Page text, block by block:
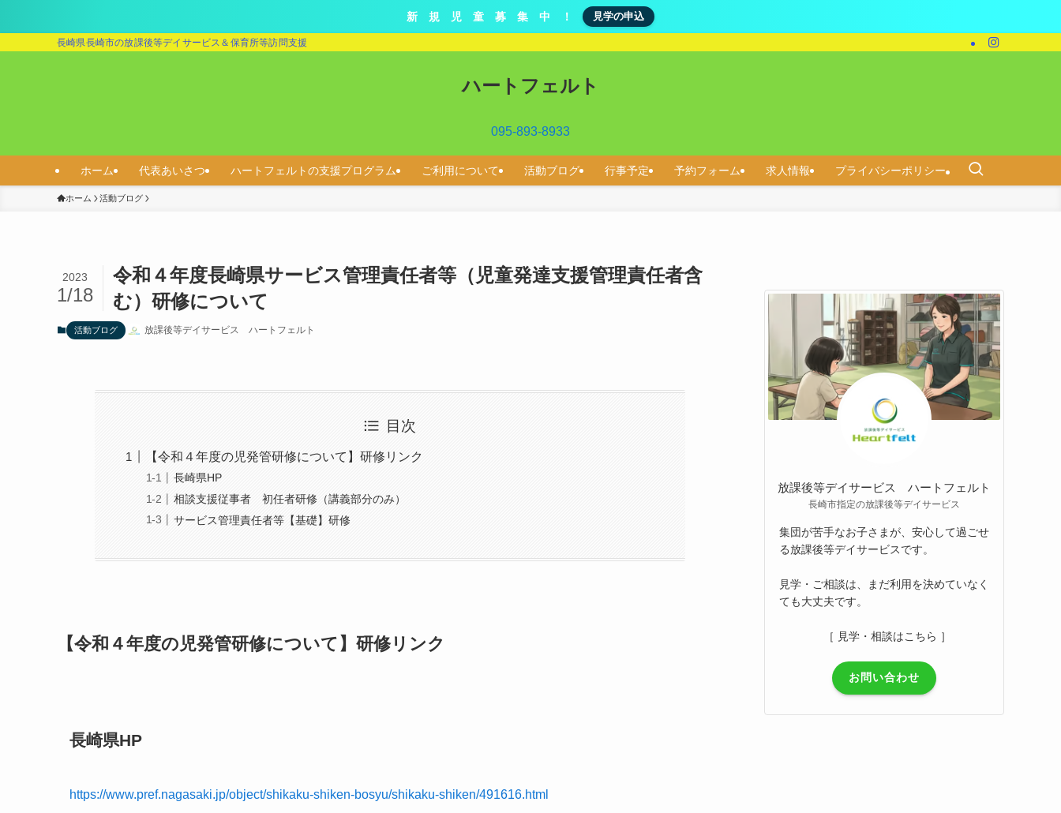
新 規 児 童 募 集 中 ！ 見学の申込
長崎県長崎市の放課後等デイサービス＆保育所等訪問支援
ハートフェルト
ホーム 代表あいさつ ハートフェルトの支援プログラム ご利用について 活動ブログ 行事予定 予約フォーム 求人情報 プライバシーポリシー
095-893-8933
ホーム 活動ブログ
令和４年度長崎県サービス管理責任者等（児童発達支援管理責任者含
む）研修について
2023
1/18
活動ブログ 放課後等デイサービス ハートフェルト
目次
【令和４年度の児発管研修について】研修リンク
長崎県HP
相談支援従事者 初任者研修（講義部分のみ）
サービス管理責任者等【基礎】研修
【令和４年度の児発管研修について】研修リンク
長崎県HP
https://www.pref.nagasaki.jp/object/shikaku-shiken-bosyu/shikaku-shiken/491616.html
放課後等デイサービス ハートフェルト
長崎市指定の放課後等デイサービス
集団が苦手なお子さまが、安心して過ごせ
る放課後等デイサービスです。
見学・ご相談は、まだ利用を決めていなく
ても大丈夫です。
［ 見学・相談はこちら ］
お問い合わせ